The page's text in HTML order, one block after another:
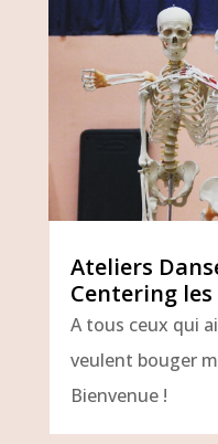
Ateliers
Centering
A tous ceux qui
veulent bouger
Bienvenue !